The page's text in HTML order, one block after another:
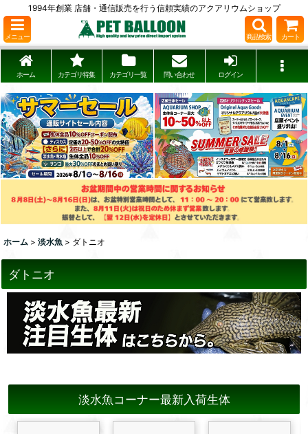
1994年創業 店舗・通信販売を行う信頼実績のアクアリウムショップ
メニュー 商品検索 カート
ホーム カテゴリ特集 カテゴリ一覧 問い合わせ ログイン
ホーム > 淡水魚 > ダトニオ
ダトニオ
淡水魚コーナー最新入荷生体